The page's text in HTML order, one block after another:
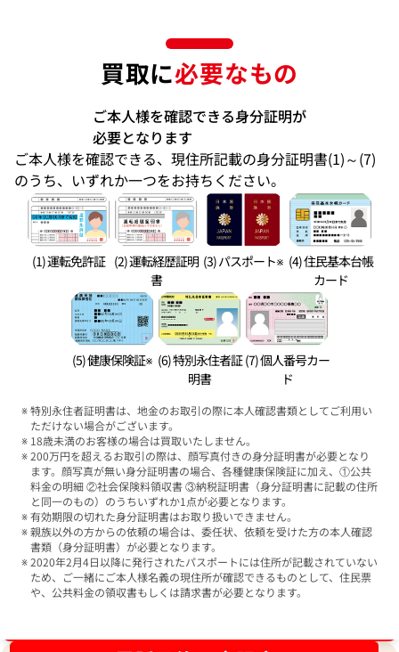
買取に必要なもの
ご本人様を確認できる身分証明が
必要となります
ご本人様を確認できる、現住所記載の身分証明書(1)～(7)
のうち、いずれか一つをお持ちください。
(1) 運転免許証 (2) 運転経歴証明
書
(3) パスポート※ (4) 住民基本台帳
カード
(5) 健康保険証※ (6) 特別永住者証
明書
(7) 個人番号カー
ド
特別永住者証明書は、地金のお取引の際に本人確認書類としてご利用い
ただけない場合がございます。
18歳未満のお客様の場合は買取いたしません。
200万円を超えるお取引の際は、顔写真付きの身分証明書が必要となり
ます。顔写真が無い身分証明書の場合、各種健康保険証に加え、①公共
料金の明細 ②社会保険料領収書 ③納税証明書（身分証明書に記載の住所
と同一のもの）のうちいずれか1点が必要となります。
有効期限の切れた身分証明書はお取り扱いできません。
親族以外の方からの依頼の場合は、委任状、依頼を受けた方の本人確認
書類（身分証明書）が必要となります。
2020年2月4日以降に発行されたパスポートには住所が記載されていない
ため、ご一緒にご本人様名義の現住所が確認できるものとして、住民票
や、公共料金の領収書もしくは請求書が必要となります。